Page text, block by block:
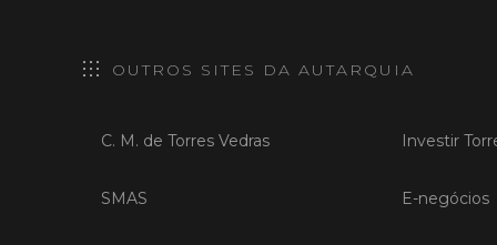
OUTROS SITES DA AUTARQUIA
C. M. de Torres Vedras
SMAS
Investir
E-negócios